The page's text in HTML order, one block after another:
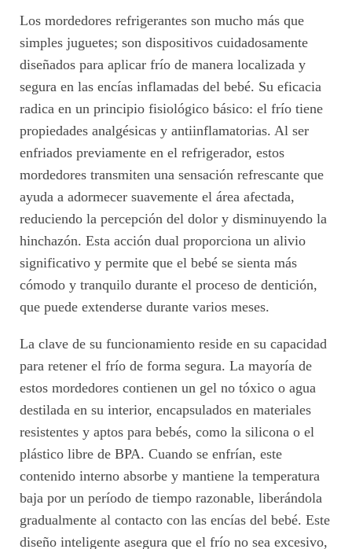
Los mordedores refrigerantes son mucho más que
simples juguetes; son dispositivos cuidadosamente
diseñados para aplicar frío de manera localizada y
segura en las encías inflamadas del bebé. Su eficacia
radica en un principio fisiológico básico: el frío tiene
propiedades analgésicas y antiinflamatorias. Al ser
enfriados previamente en el refrigerador, estos
mordedores transmiten una sensación refrescante que
ayuda a adormecer suavemente el área afectada,
reduciendo la percepción del dolor y disminuyendo la
hinchazón. Esta acción dual proporciona un alivio
significativo y permite que el bebé se sienta más
cómodo y tranquilo durante el proceso de dentición,
que puede extenderse durante varios meses.
La clave de su funcionamiento reside en su capacidad
para retener el frío de forma segura. La mayoría de
estos mordedores contienen un gel no tóxico o agua
destilada en su interior, encapsulados en materiales
resistentes y aptos para bebés, como la silicona o el
plástico libre de BPA. Cuando se enfrían, este
contenido interno absorbe y mantiene la temperatura
baja por un período de tiempo razonable, liberándola
gradualmente al contacto con las encías del bebé. Este
diseño inteligente asegura que el frío no sea excesivo,